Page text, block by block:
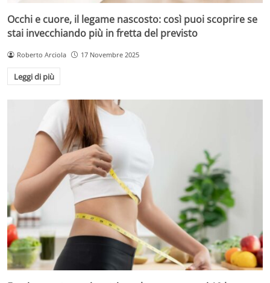
Occhi e cuore, il legame nascosto: così puoi scoprire se
stai invecchiando più in fretta del previsto
Roberto Arciola 17 Novembre 2025
Leggi di più